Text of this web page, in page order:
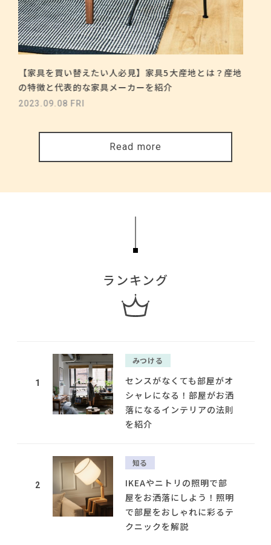
【家具を買い替えたい人必見】家具5大産地とは？産地
の特徴と代表的な家具メーカーを紹介
2023.09.08 FRI
Read more
ランキング
1
みつける
センスがなくても部屋がオ
シャレになる！部屋がお洒
落になるインテリアの法則
を紹介
2
知る
IKEAやニトリの照明で部
屋をお洒落にしよう！照明
で部屋をおしゃれに彩るテ
クニックを解説